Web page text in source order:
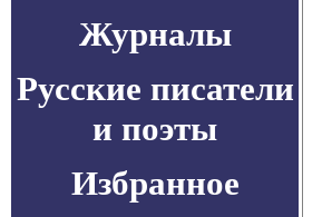
Журналы
Русские писатели
и поэты
Избранное